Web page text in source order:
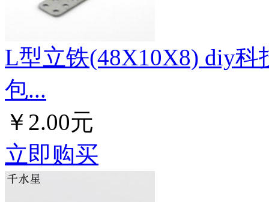
L型立铁(48X10X8) diy
包...
￥2.00元
立即购买